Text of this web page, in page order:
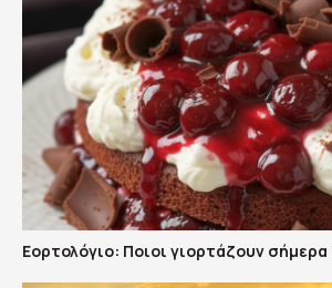
Εορτολόγιο: Ποιοι γιορτάζουν